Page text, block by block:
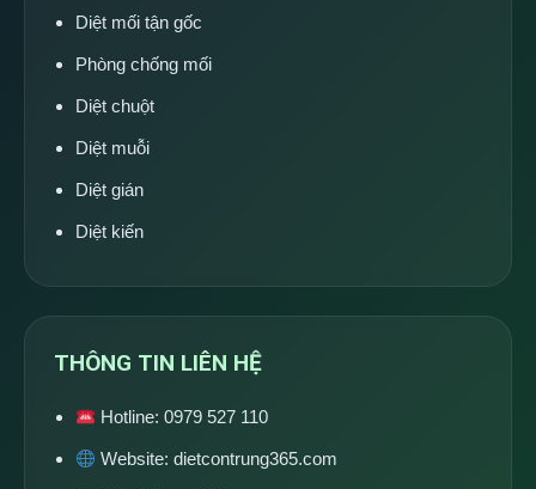
Diệt mối tận gốc
Phòng chống mối
Diệt chuột
Diệt muỗi
Diệt gián
Diệt kiến
THÔNG TIN LIÊN HỆ
Hotline:0979 527 110
Website:dietcontrung365.com